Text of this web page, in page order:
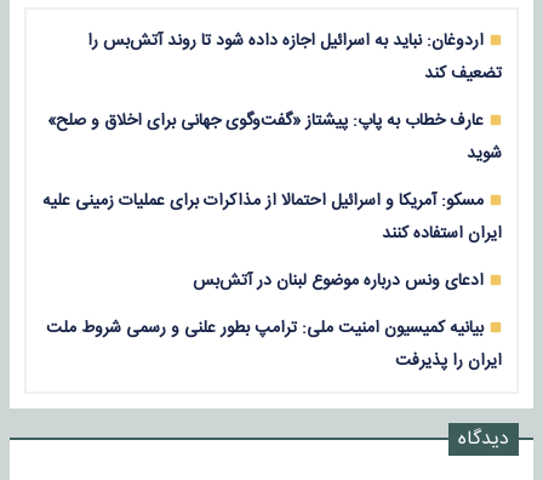
اردوغان: نباید به اسرائیل اجازه داده شود تا روند آتش‌بس را
تضعیف کند
عارف خطاب به پاپ: پیشتاز «گفت‌وگوی جهانی برای اخلاق و صلح»
شوید
مسکو: آمریکا و اسرائیل احتمالا از مذاکرات برای عملیات زمینی علیه
ایران استفاده کنند
ادعای ونس درباره موضوع لبنان در آتش‌بس
بیانیه کمیسیون امنیت ملی: ترامپ بطور علنی و رسمی شروط ملت
ایران را پذیرفت
دیدگاه